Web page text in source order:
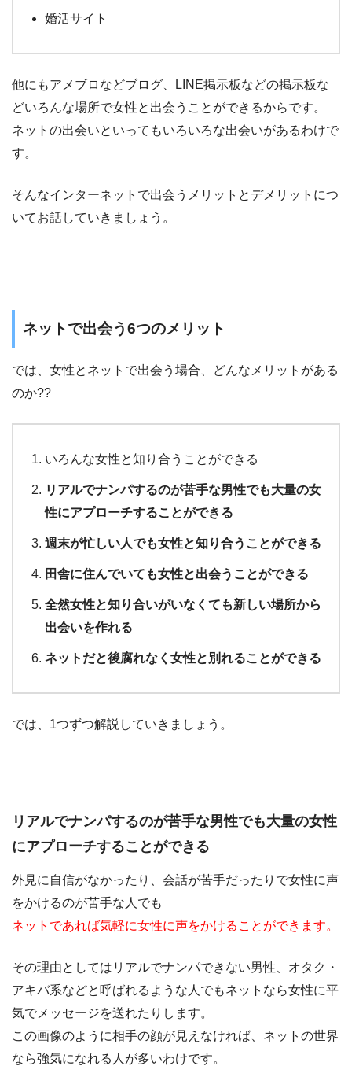
婚活サイト
他にもアメブロなどブログ、LINE掲示板などの掲示板な
どいろんな場所で女性と出会うことができるからです。
ネットの出会いといってもいろいろな出会いがあるわけで
す。
そんなインターネットで出会うメリットとデメリットにつ
いてお話していきましょう。
ネットで出会う6つのメリット
では、女性とネットで出会う場合、どんなメリットがある
のか??
いろんな女性と知り合うことができる
リアルでナンパするのが苦手な男性でも大量の女
性にアプローチすることができる
週末が忙しい人でも女性と知り合うことができる
田舎に住んでいても女性と出会うことができる
全然女性と知り合いがいなくても新しい場所から
出会いを作れる
ネットだと後腐れなく女性と別れることができる
では、1つずつ解説していきましょう。
リアルでナンパするのが苦手な男性でも大量の女性
にアプローチすることができる
外見に自信がなかったり、会話が苦手だったりで女性に声
をかけるのが苦手な人でも
ネットであれば気軽に女性に声をかけることができます。
その理由としてはリアルでナンパできない男性、オタク・
アキバ系などと呼ばれるような人でもネットなら女性に平
気でメッセージを送れたりします。
この画像のように相手の顔が見えなければ、ネットの世界
なら強気になれる人が多いわけです。